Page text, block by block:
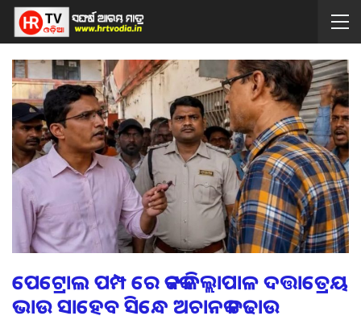
ପେଟ୍ରୋଲ ପମ୍ପ ରେ କଟକ ଜିଲ୍ଲାପାଳ ଦତ୍ତାତ୍ରେୟ
ଭାଉ ସାହେବ ସିନ୍ଧେ ଅଚାନକ ଚଢାଉ